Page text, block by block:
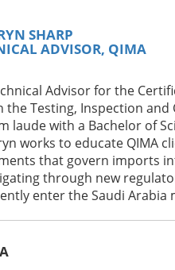
NAS CADEIAS
101: YOUR STEP-BY-STEP
ES
7: CAMBIOS ESENCIALES
DE
SHARP
ADVISOR, QIMA
Advisor for the
the Testing, Inspection
laude with a Bachelor of
works to educate QIMA
that govern imports
through new
enter the Saudi Arabia